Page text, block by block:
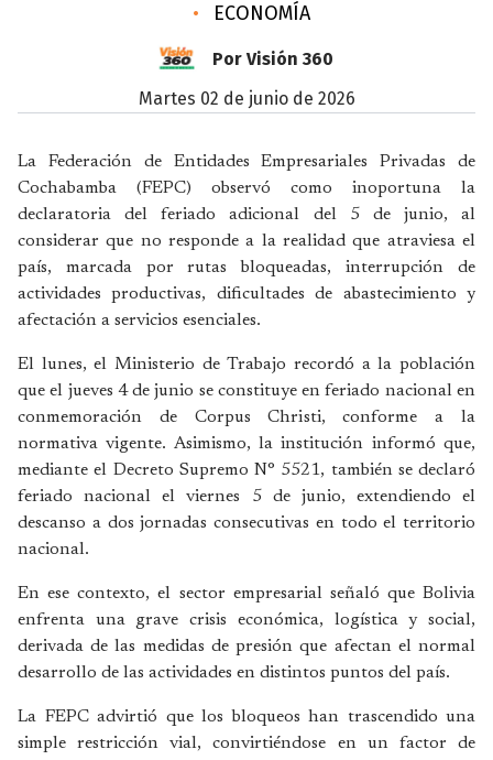
• ECONOMÍA
Por Visión 360
martes 02 de junio de 2026
La Federación de Entidades Empresariales Privadas de
Cochabamba (FEPC) observó como inoportuna la
declaratoria del feriado adicional del 5 de junio, al
considerar que no responde a la realidad que atraviesa el
país, marcada por rutas bloqueadas, interrupción de
actividades productivas, dificultades de abastecimiento y
afectación a servicios esenciales.
El lunes, el Ministerio de Trabajo recordó a la población
que el jueves 4 de junio se constituye en feriado nacional en
conmemoración de Corpus Christi, conforme a la
normativa vigente. Asimismo, la institución informó que,
mediante el Decreto Supremo N° 5521, también se declaró
feriado nacional el viernes 5 de junio, extendiendo el
descanso a dos jornadas consecutivas en todo el territorio
nacional.
En ese contexto, el sector empresarial señaló que Bolivia
enfrenta una grave crisis económica, logística y social,
derivada de las medidas de presión que afectan el normal
desarrollo de las actividades en distintos puntos del país.
La FEPC advirtió que los bloqueos han trascendido una
simple restricción vial, convirtiéndose en un factor de